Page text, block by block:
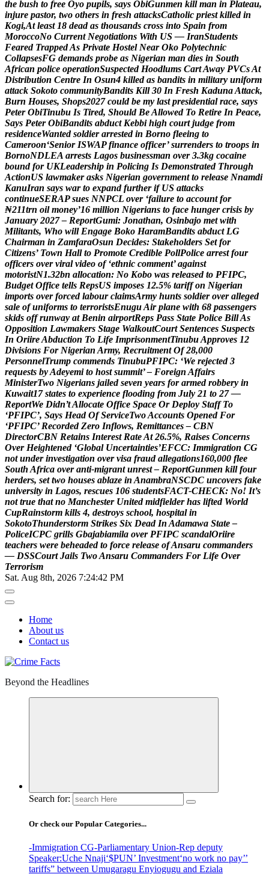
the bush to free Oyo pupils, says ObiGunmen kill man in Plateau,
injure pastor, two others in fresh attacksCatholic priest killed in
Kogi,At least 18 dead as thousands cross into Spain from
MoroccoNo Current Negotiations With US — IranStudents
Feared TrappedAs Private Hostel Near Oko Polytechnic
CollapsesFG demands probe as Nigerian man dies in South
African police operationSuspected Hoodlums CartAway PVCsAt
Distribution Centre In Osun4 killed as bandits in military uniform
attack Sokoto communityBandits Kill 30 In Fresh KadunaAttack,
Burn Houses, Shops2027 could be my last presidential race, says
Peter ObiTinubu Is Tired, Should BeAllowed To Retire In Peace,
Says Peter ObiBandits abduct Kebbi high court judge from
residenceWanted soldier arrested in Borno fleeing to
Cameroon‘Senior ISWAP finance officer’ surrenders to troops in
BornoNDLEA arrests Lagos businessman over 3.3kg cocaine
bound for UKLeadership in Policing Is Demonstrated Through
ActionUS lawmaker asks Nigerian government to release Nnamdi
KanuIran says war to expand further if US attacks
continueSERAP sues NNPCL over ‘failure to account for
₦211trn oil money’16 million Nigerians to face hunger crisis by
January 2027 – ReportGumi: Jonathan, Osinbajo met with
Militants, Who will Engage Boko HaramBandits abduct LG
Chairman in ZamfaraOsun Decides: Stakeholders Set for
Citizens’ Town Hall to Promote Credible PollPolice arrest four
officers over viral video of ‘ethnic comment’ against
motoristN1.32bn allocation: No Kobo was released to PFIPC,
Budget Office tells RepsUS imposes 12.5% tariff on Nigerian
imports over forced labour claimsArmy hunts soldier over alleged
sale of uniforms to terroristsEnuguAir plane with 68 passengers
skids off runway at Benin airportReps Pass State Police BillAs
Opposition Lawmakers Stage WalkoutCourt Sentences Suspects
In OriireAbduction To Life ImprisonmentTinubuApproves 12
Divisions For Nigerian Army, Recruitment Of 28,000
PersonnelTrump commends TinubuPFIPC: ‘We rejected 3
requests byAdeyemi to host summit’ – Foreign Affairs
MinisterTwo Nigerians jailed seven years for armed robbery in
Kuwait17 states to experience flooding from July 21 to 27 —
ReportWe Didn’tAllocate Office Space Or Deploy Staff To
‘PFIPC’, Says Head Of ServiceTwoAccounts Opened For
‘PFIPC’ Recorded Zero Inflows, Remittances – CBN
DirectorCBN Retains Interest RateAt 26.5%, Raises Concerns
Over Heightened ‘Global Uncertainties’EFCC: Immigration CG
not under investigation over visa fraud allegations160,000 flee
South Africa over anti-migrant unrest – ReportGunmen kill four
herders, set two houses ablaze in AnambraNSCDC uncovers fake
university in Lagos, rescues 106 studentsFACT-CHECK: No! It’s
not true that no Manchester United midfielder has lifted World
CupRainstorm kills 4, destroys school, hospital in
SokotoThunderstorm Strikes Six Dead In Adamawa State –
PoliceICPC grills Gbajabiamila over PFIPC scandalOriire
teachers were beheaded to force release ofAnsaru commanders
— DSSCourt Jails TwoAnsaru Commanders For Life Over
Terrorism
Sat. Aug 8th, 2026 7:24:43 PM
Home
About us
Contact us
Beyond the Headlines
Search for:
Or check our Popular Categories...
-Immigration CG-Parliamentary Union-Rep deputy
Speaker:Uche Nnaji‘$PUN’ Investment‘no work no pay’’
tariffs” between Umugaragu Enyiogugu and Eziala